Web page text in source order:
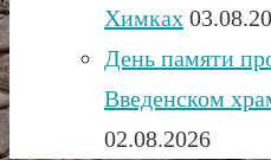
Химках
День памяти
Введенском
02.08.2026